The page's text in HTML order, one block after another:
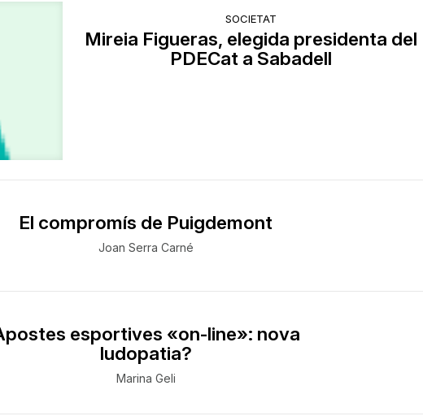
SOCIETAT
Mireia Figueras, elegida presidenta del
PDECat a Sabadell
El compromís de Puigdemont
Joan Serra Carné
esportives «on-line»: nova
ludopatia?
Marina Geli